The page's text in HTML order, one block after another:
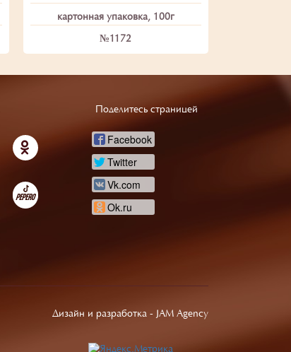
картонная упаковка, 100г
№1172
Поделитесь страницей
Facebook
Twitter
Vk.com
Ok.ru
Дизайн и разработка - JAM Agency